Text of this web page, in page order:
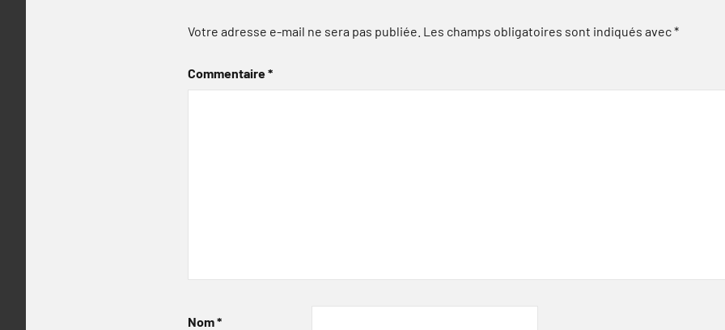
Votre adresse e-mail ne sera pas publiée. Les champs obligatoires sont indiqués avec*
Commentaire*
Nom*